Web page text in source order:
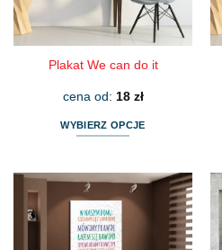
stronie
produktu
Plakat We can do it
cena od: 18 zł
WYBIERZ OPCJE
ma
wiele
wariantów.
Opcje